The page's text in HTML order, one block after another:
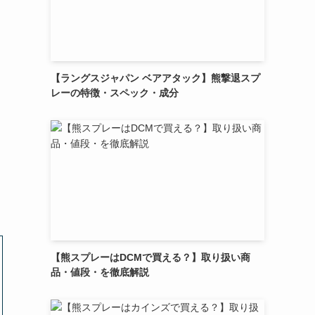
【ラングスジャパン ベアアタック】熊撃退スプ
レーの特徴・スペック・成分
【熊スプレーはDCMで買える？】取り扱い商
品・値段・を徹底解説